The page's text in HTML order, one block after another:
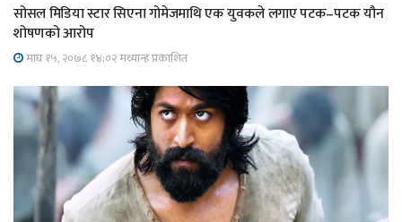
सोसल मिडिया स्टार सिएना गोमेजमाथि एक युवकले लगाए पटक–पटक यौन
शोषणको आरोप
माघ १५, २०७८ १४;०२ मध्यान्ह प्रकाशित